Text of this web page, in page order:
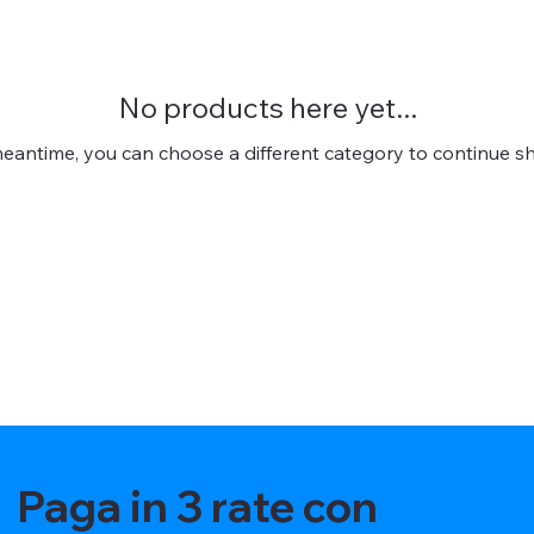
No products here yet...
you can choose a different category to continue
Paga in 3 rate con